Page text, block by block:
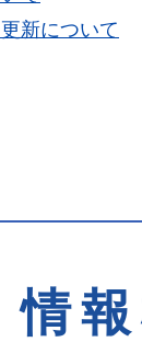
新について
情